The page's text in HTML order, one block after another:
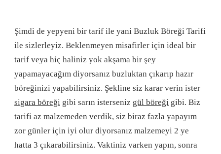
Şimdi de yepyeni bir tarif ile yani Buzluk Böreği Tarifi
ile sizlerleyiz. Beklenmeyen misafirler için ideal bir
tarif veya hiç haliniz yok akşama bir şey
yapamayacağım diyorsanız buzluktan çıkarıp hazır
böreğinizi yapabilirsiniz. Şekline siz karar verin ister
sigara böreği gibi sarın isterseniz gül böreği gibi. Biz
tarifi az malzemeden verdik, siz biraz fazla yapayım
zor günler için iyi olur diyorsanız malzemeyi 2 ye
hatta 3 çıkarabilirsiniz. Vaktiniz varken yapın, sonra